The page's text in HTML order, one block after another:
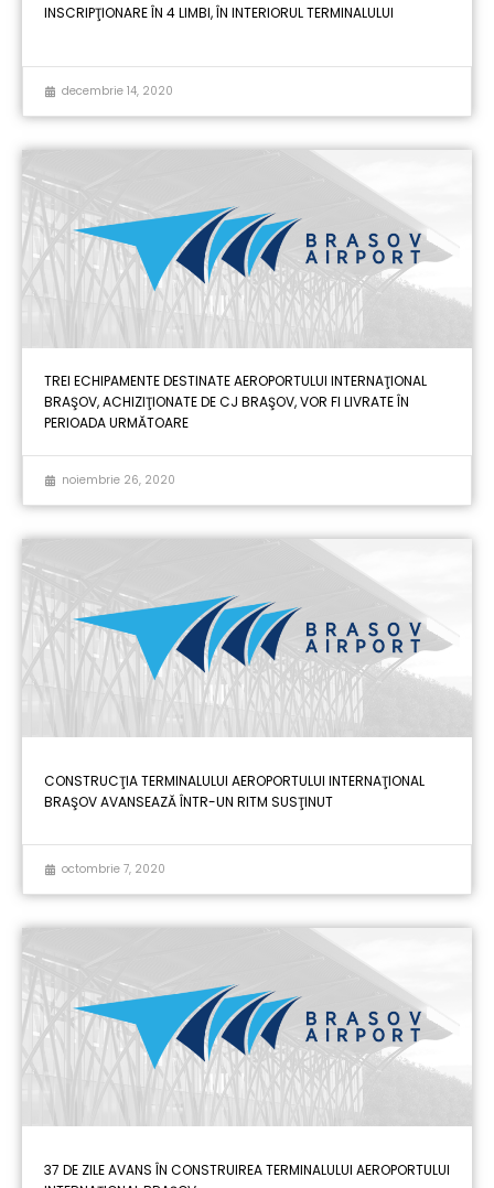
INSCRIPŢIONARE ÎN 4 LIMBI, ÎN INTERIORUL TERMINALULUI
decembrie 14, 2020
TREI ECHIPAMENTE DESTINATE AEROPORTULUI INTERNAŢIONAL
BRAŞOV, ACHIZIŢIONATE DE CJ BRAŞOV, VOR FI LIVRATE ÎN
PERIOADA URMĂTOARE
noiembrie 26, 2020
CONSTRUCŢIA TERMINALULUI AEROPORTULUI INTERNAŢIONAL
BRAŞOV AVANSEAZĂ ÎNTR-UN RITM SUSŢINUT
octombrie 7, 2020
37 DE ZILE AVANS ÎN CONSTRUIREA TERMINALULUI AEROPORTULUI